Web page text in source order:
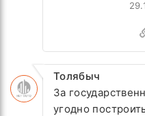
Толябыч
За
угодно